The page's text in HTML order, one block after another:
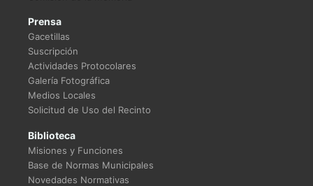
Prensa
Gacetillas
Suscripción
Actividades Protocolares
Galería Fotográfica
Medios Locales
Solicitud de Uso del Recinto
Biblioteca
Misiones y Funciones
Base de Normas Municipales
Novedades Normativas